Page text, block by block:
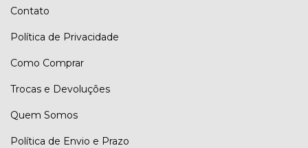
Contato
Política de Privacidade
Como Comprar
Trocas e Devoluções
Quem Somos
Política de Envio e Prazo